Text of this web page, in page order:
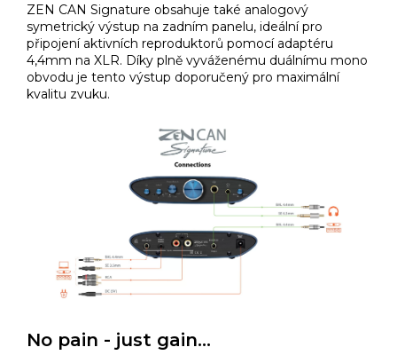
ZEN CAN Signature obsahuje také analogový
symetrický výstup na zadním panelu, ideální pro
připojení aktivních reproduktorů pomocí adaptéru
4,4mm na XLR. Díky plně vyváženému duálnímu mono
obvodu je tento výstup doporučený pro maximální
kvalitu zvuku.
No pain - just gain...